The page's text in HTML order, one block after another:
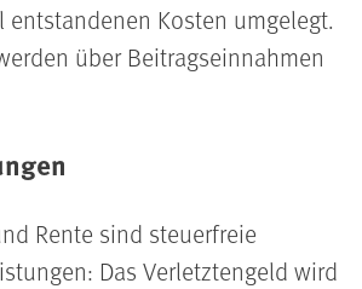
Kosten umgelegt.
über Beitragseinnahmen
Rente sind steuerfreie
Das Verletztengeld wird